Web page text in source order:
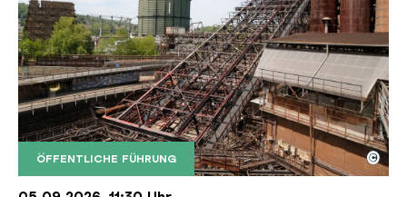
ÖFFENTLICHE FÜHRUNG
Der Erzschrägaufzug der Völklinger Hütte mit
Copyright: Weltkulturerbe Völklinger Hütte | Karl
©